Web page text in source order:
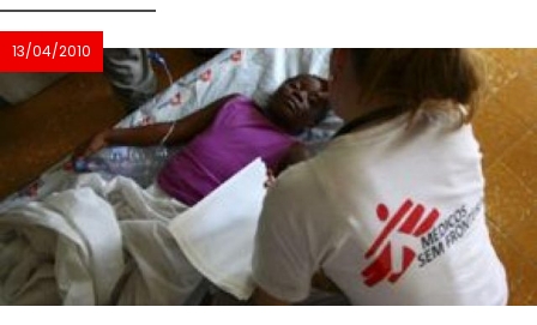
13/04/2010